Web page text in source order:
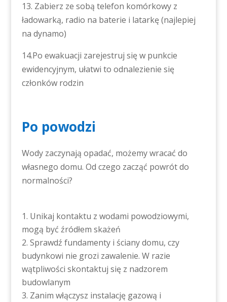
13. Zabierz ze sobą telefon komórkowy z
ładowarką, radio na baterie i latarkę (najlepiej
na dynamo)
14.Po ewakuacji zarejestruj się w punkcie
ewidencyjnym, ułatwi to odnalezienie się
członków rodzin
Po powodzi
Wody zaczynają opadać, możemy wracać do
własnego domu. Od czego zacząć powrót do
normalności?
Unikaj kontaktu z wodami powodziowymi,
mogą być źródłem skażeń
Sprawdź fundamenty i ściany domu, czy
budynkowi nie grozi zawalenie. W razie
wątpliwości skontaktuj się z nadzorem
budowlanym
Zanim włączysz instalację gazową i